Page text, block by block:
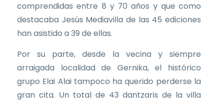
comprendidas entre 8 y 70 años y que como
destacaba Jesús Mediavilla de las 45 ediciones
han asistido a 39 de ellas.
Por su parte, desde la vecina y siempre
arraigada localidad de Gernika, el histórico
grupo Elai Alai tampoco ha querido perderse la
gran cita. Un total de 43 dantzaris de la villa